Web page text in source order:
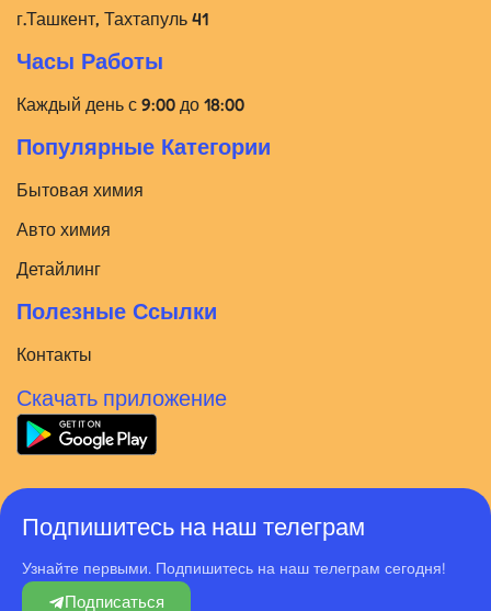
г.Ташкент, Тахтапуль 41
Часы Работы
Каждый день с 9:00 до 18:00
Популярные Категории
Бытовая химия
Авто химия
Детайлинг
Полезные Ссылки
Контакты
Скачать приложение
Подпишитесь на наш телеграм
Узнайте первыми. Подпишитесь на наш телеграм сегодня!
Подписаться